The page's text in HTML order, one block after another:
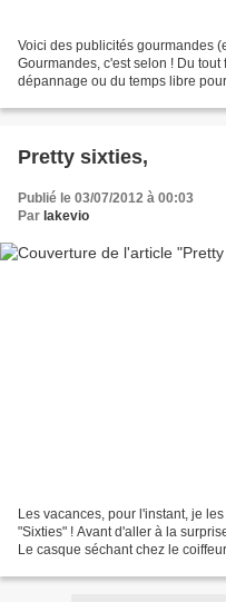
Voici des publicités gourmandes
Gourmandes, c'est selon ! Du
dépannage ou du temps libre
Pretty sixties,
Publié le 03/07/2012 à 00:03
Par lakevio
Les vacances, pour l'instant, je
"Sixties" ! Avant d'aller à la
Le casque séchant chez le